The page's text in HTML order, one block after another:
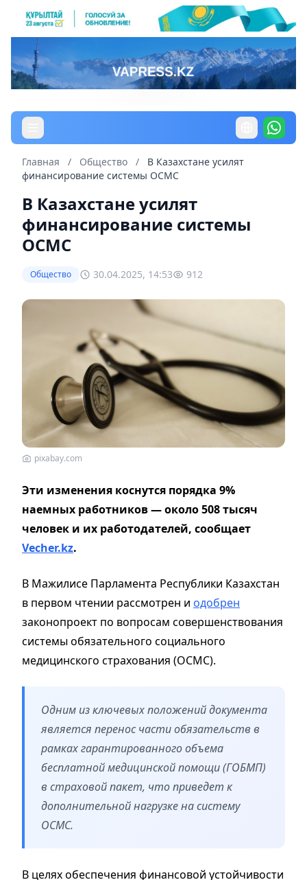
Главная / Общество /
В Казахстане усилят
финансирование системы ОСМС
В Казахстане усилят
финансирование системы
ОСМС
Общество 30.04.2025, 14:53 912
pixabay.com
Эти изменения коснутся порядка 9%
наемных работников — около 508 тысяч
человек и их работодателей, сообщает
Vecher.kz.
В Мажилисе Парламента Республики Казахстан
в первом чтении рассмотрен и одобрен
законопроект по вопросам совершенствования
системы обязательного социального
медицинского страхования (ОСМС).
Одним из ключевых положений документа
является перенос части обязательств в
рамках гарантированного объема
бесплатной медицинской помощи (ГОБМП)
в страховой пакет, что приведет к
дополнительной нагрузке на систему
ОСМС.
В целях обеспечения финансовой устойчивости